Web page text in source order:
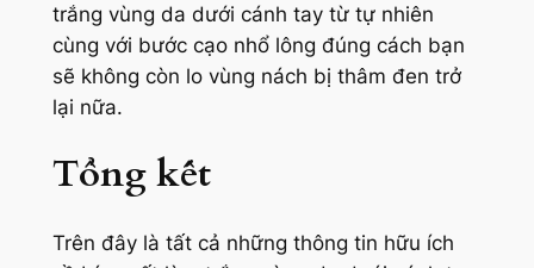
trắng vùng da dưới cánh tay từ tự nhiên
cùng với bước cạo nhổ lông đúng cách bạn
sẽ không còn lo vùng nách bị thâm đen trở
lại nữa.
Tổng kết
Trên đây là tất cả những thông tin hữu ích